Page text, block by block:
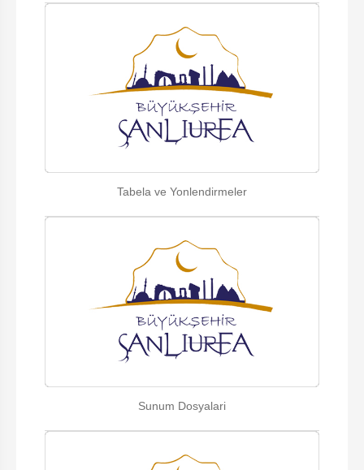
Tabela ve Yonlendirmeler
Sunum Dosyalari